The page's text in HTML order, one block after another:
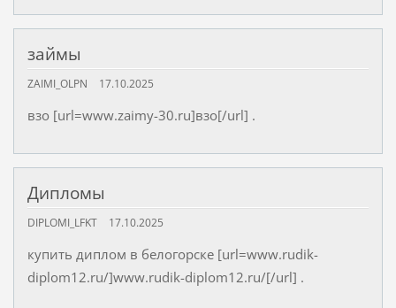
займы
ZAIMI_OLPN 17.10.2025
взо [url=www.zaimy-30.ru]взо[/url] .
Дипломы
DIPLOMI_LFKT 17.10.2025
купить диплом в белогорске [url=www.rudik-
diplom12.ru/]www.rudik-diplom12.ru/[/url] .